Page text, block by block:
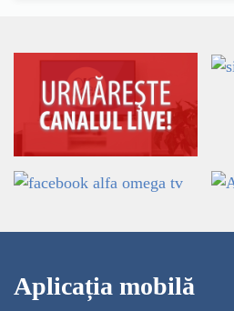
Aplicația mobilă